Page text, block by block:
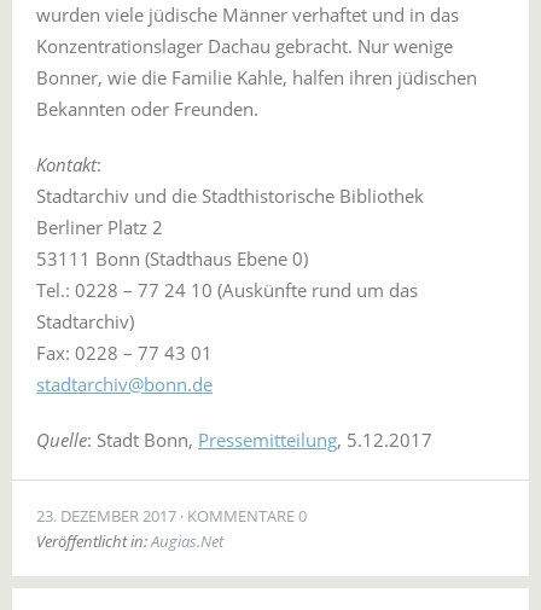
wurden viele jüdische Männer verhaftet und in das
Konzentrationslager Dachau gebracht. Nur wenige
Bonner, wie die Familie Kahle, halfen ihren jüdischen
Bekannten oder Freunden.
Kontakt:
Stadtarchiv und die Stadthistorische Bibliothek
Berliner Platz 2
53111 Bonn (Stadthaus Ebene 0)
Tel.: 0228 – 77 24 10 (Auskünfte rund um das
Stadtarchiv)
Fax: 0228 – 77 43 01
stadtarchiv@bonn.de
Quelle: Stadt Bonn, Pressemitteilung, 5.12.2017
23. DEZEMBER 2017 KOMMENTARE 0
Veröffentlicht in:Augias.Net